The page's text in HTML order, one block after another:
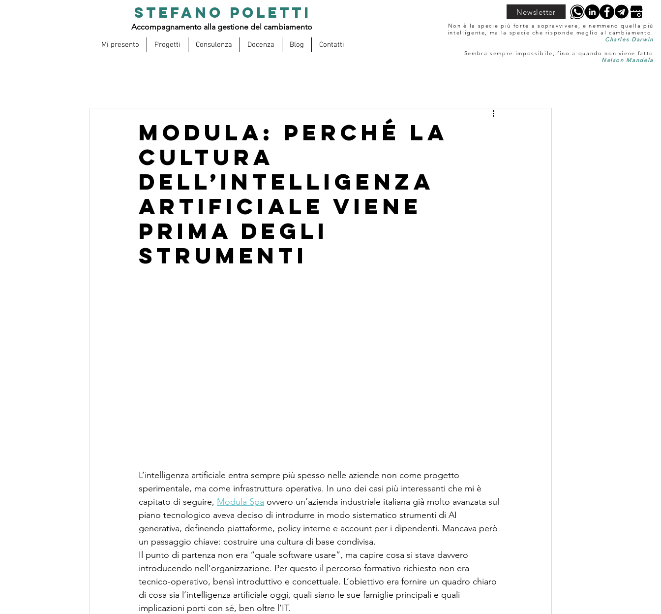
STEFANO POLETTI
Accompagnamento alla gestione del cambiamento
Mi presento Progetti Consulenza Docenza Blog Contatti
Newsletter
Non è la specie più forte a sopravvivere, e nemmeno quella più
intelligente, ma la specie che risponde meglio al cambiamento.
Charles Darwin
Sembra sempre impossibile, fino a quando non viene fatto
Nelson Mandela
Modula: perché la
cultura
dell’intelligenza
artificiale viene
prima degli
strumenti
L’intelligenza artificiale entra sempre più spesso nelle aziende non come progetto
sperimentale, ma come infrastruttura operativa. In uno dei casi più interessanti che mi è
capitato di seguire, Modula Spa ovvero un’azienda industriale italiana già molto avanzata sul
piano tecnologico aveva deciso di introdurre in modo sistematico strumenti di AI
generativa, definendo piattaforme, policy interne e account per i dipendenti. Mancava però
un passaggio chiave: costruire una cultura di base condivisa.
Il punto di partenza non era “quale software usare”, ma capire cosa si stava davvero
introducendo nell’organizzazione. Per questo il percorso formativo richiesto non era
tecnico-operativo, bensì introduttivo e concettuale. L’obiettivo era fornire un quadro chiaro
di cosa sia l’intelligenza artificiale oggi, quali siano le sue famiglie principali e quali
implicazioni porti con sé, ben oltre l’IT.